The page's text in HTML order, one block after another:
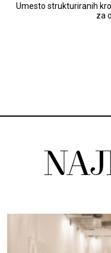
Umesto strukturiranih
za